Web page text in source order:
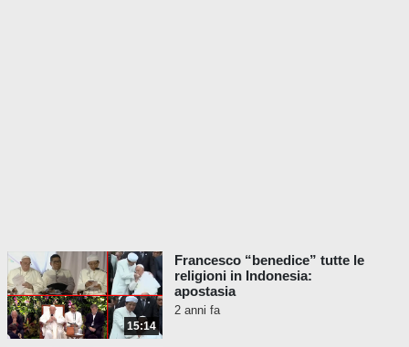
Il titolo della sua bolla si traduce in
"quell'orrendo crimine". Nella bolla, San Pio
V afferma che Dio distrusse le città per
questo peccato e ordinò che i chierici
15:14
Francesco “benedice” tutte le
religioni in Indonesia:
apostasia
2 anni fa